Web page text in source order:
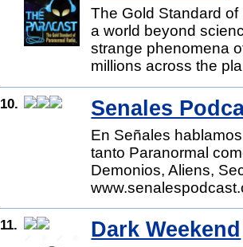
The Gold Standard
a world beyond
strange phenomena
millions across the
10. Senales
En Señales
tanto Paranormal
Demonios, Aliens,
11. Dark Weekend